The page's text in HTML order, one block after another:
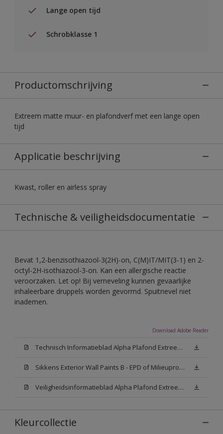
Lange open tijd
Schrobklasse 1
Productomschrijving
Extreem matte muur- en plafondverf met een lange open
tijd
Applicatie beschrijving
Kwast, roller en airless spray
Technische & veiligheidsdocumentatie
Bevat 1,2-benzisothiazool-3(2H)-on, C(M)IT/MIT(3-1) en 2-
octyl-2H-isothiazool-3-on. Kan een allergische reactie
veroorzaken. Let op! Bij verneveling kunnen gevaarlijke
inhaleerbare druppels worden gevormd. Spuitnevel niet
inademen.
Download Adobe Reader
Technisch Informatieblad Alpha Plafond Extreem Mat (PDF)
Sikkens Exterior Wall Paints B - EPD of Milieuproductverklaring
Veiligheidsinformatieblad Alpha Plafond Extreem Mat White W05 (MSDS)
Kleurcollectie